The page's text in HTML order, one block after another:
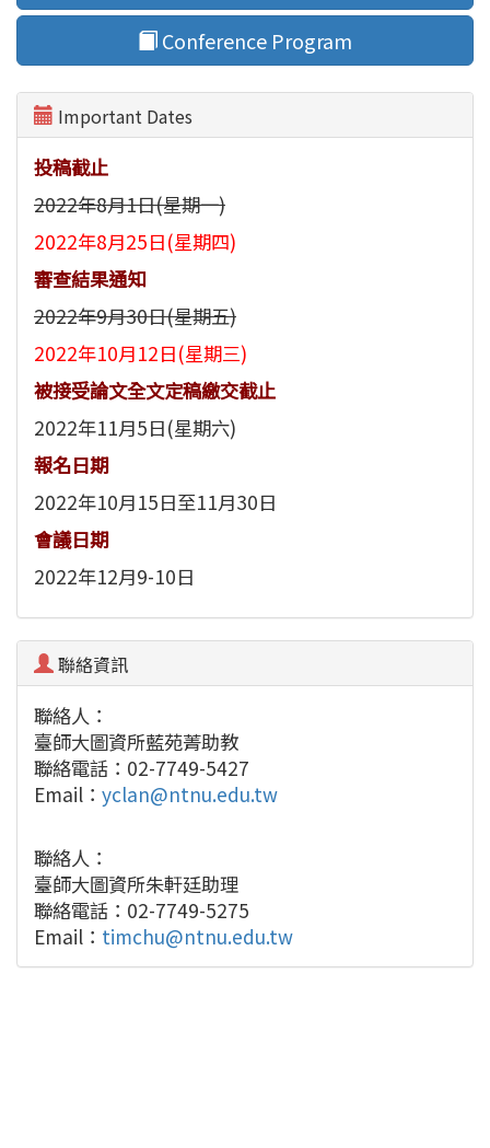
Conference Program
Important Dates
投稿截止
2022年8月1日(星期一)
2022年8月25日(星期四)
審查結果通知
2022年9月30日(星期五)
2022年10月12日(星期三)
被接受論文全文定稿繳交截止
2022年11月5日(星期六)
報名日期
2022年10月15日至11月30日
會議日期
2022年12月9-10日
聯絡資訊
聯絡人：
臺師大圖資所藍苑菁助教
聯絡電話：02-7749-5427
Email： yclan@ntnu.edu.tw
聯絡人：
臺師大圖資所朱軒廷助理
聯絡電話：02-7749-5275
Email： timchu@ntnu.edu.tw